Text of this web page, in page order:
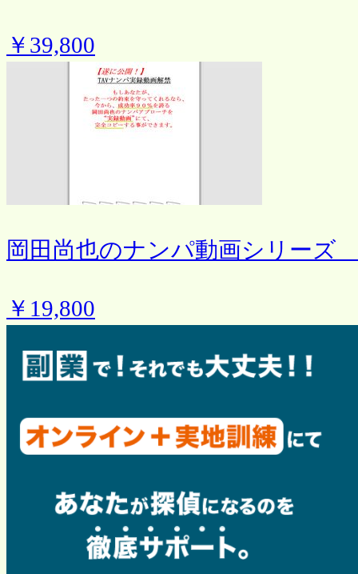
￥39,800
岡田尚也のナンパ動画シリー
￥19,800